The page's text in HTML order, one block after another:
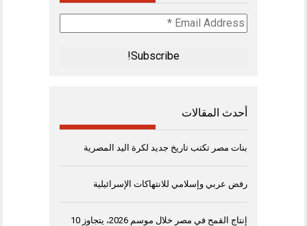
Email
Address
أحدث المقالات
بنات مصر تكتب تاريخ جديد لكرة اليد المصرية
رفض عربي وإسلامي للانتهاكات الإسرائيلية
إنتاج القمح في مصر خلال موسم 2026، يتجاوز 10